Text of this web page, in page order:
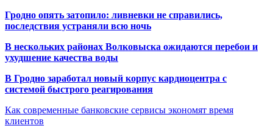
Гродно опять затопило: ливневки не справились,
последствия устраняли всю ночь
В нескольких районах Волковыска ожидаются перебои и
ухудшение качества воды
В Гродно заработал новый корпус кардиоцентра с
системой быстрого реагирования
Как современные банковские сервисы экономят время
клиентов